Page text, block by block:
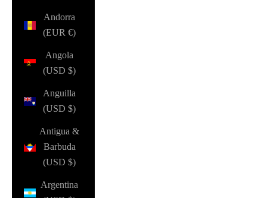
Andorra
(EUR €)
Angola
(USD $)
Anguilla
(USD $)
Antigua &
Barbuda
(USD $)
Argentina